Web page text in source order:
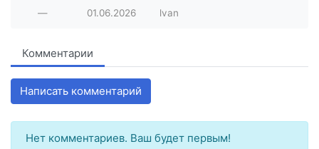
— 01.06.2026 lvan
Комментарии
Написать комментарий
Нет комментариев. Ваш будет первым!